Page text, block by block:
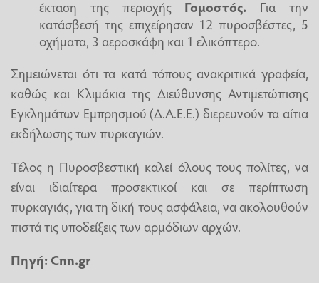
έκταση της περιοχής Γομοστός. Για την
κατάσβεσή της επιχείρησαν 12 πυροσβέστες, 5
οχήματα, 3 αεροσκάφη και 1 ελικόπτερο.
Σημειώνεται ότι τα κατά τόπους ανακριτικά γραφεία,
καθώς και Κλιμάκια της Διεύθυνσης Αντιμετώπισης
Εγκλημάτων Εμπρησμού (Δ.Α.Ε.Ε.) διερευνούν τα αίτια
εκδήλωσης των πυρκαγιών.
Τέλος η Πυροσβεστική καλεί όλους τους πολίτες, να
είναι ιδιαίτερα προσεκτικοί και σε περίπτωση
πυρκαγιάς, για τη δική τους ασφάλεια, να ακολουθούν
πιστά τις υποδείξεις των αρμόδιων αρχών.
Πηγή: Cnn.gr